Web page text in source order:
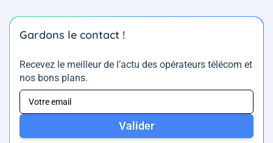
Gardons le contact !
Recevez le meilleur de l’actu des opérateurs télécom et
nos bons plans.
Valider